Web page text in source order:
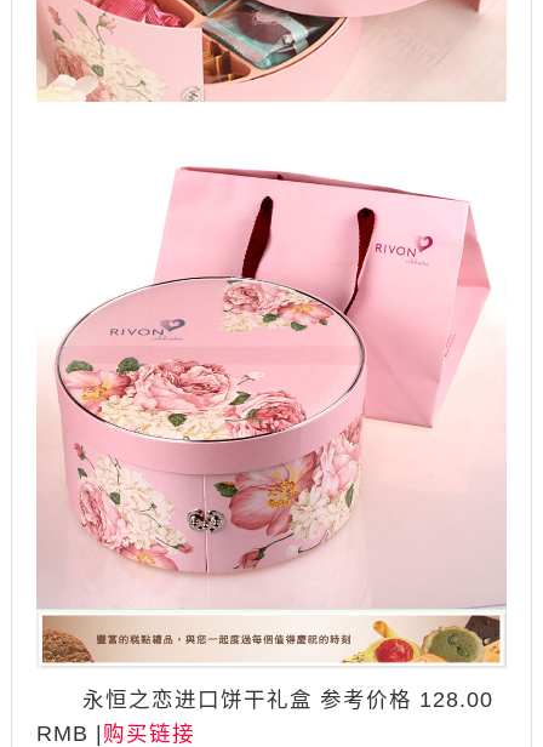
永恒之恋进口饼干礼盒 参考价格 128.00
RMB | 购买链接